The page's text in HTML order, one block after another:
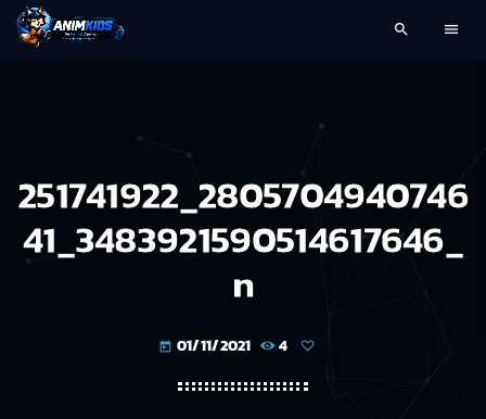
search menu
251741922_2805704940746
41_3483921590514617646_
n
today 01/11/2021 4